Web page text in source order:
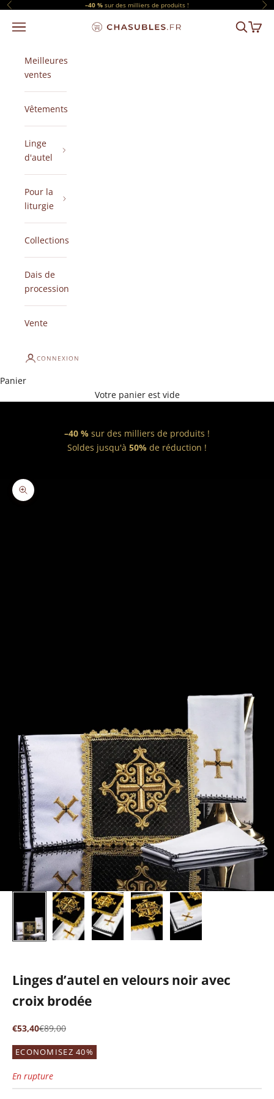
Passer au contenu
Précédent –40 % sur des milliers de produits !
CHASUBLES.FR
Menu Panier
Meilleures
ventes
Vêtements
Linge
d'autel
Pour la
liturgie
Collections
Dais de
procession
Vente
CONNEXION
Panier
Votre panier est vide
–40 % sur des milliers de produits !
Soldes jusqu'à 50% de réduction !
Zoomer sur l'image
Linges d’autel en velours noir avec
croix brodée
Prix de vente
€53,40Prix normal
€89,00
ECONOMISEZ 40%
En rupture